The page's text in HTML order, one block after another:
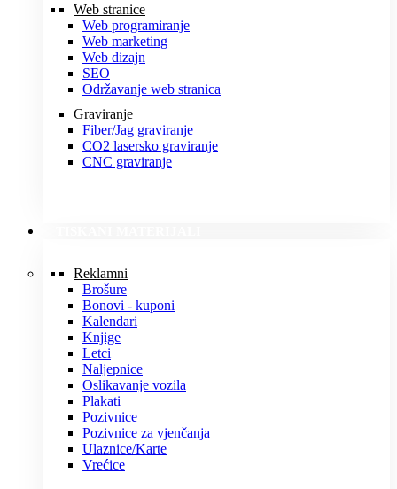
Web stranice
Web programiranje
Web marketing
Web dizajn
SEO
Održavanje web stranica
Graviranje
Fiber/Jag graviranje
CO2 lasersko graviranje
CNC graviranje
Reklamni
Brošure
Bonovi - kuponi
Kalendari
Knjige
Letci
Naljepnice
Oslikavanje vozila
Plakati
Pozivnice
Pozivnice za vjenčanja
Ulaznice/Karte
Vrećice